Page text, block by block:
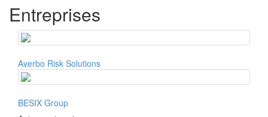
Entreprises
Averbo Risk Solutions
BESIX Group